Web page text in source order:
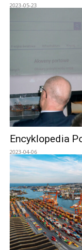
2023-05-23
Encyklopedia
2023-04-06